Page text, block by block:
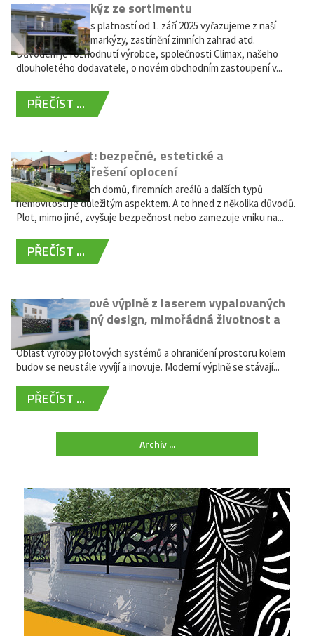
Vyřazení markýz ze sortimentu
Vážení zákazníci, s platností od 1. září 2025 vyřazujeme z naší
nabídky výsuvné markýzy, zastínění zimních zahrad atd.
Důvodem je rozhodnutí výrobce, společnosti Climax, našeho
dlouholetého dodavatele, o novém obchodním zastoupení v...
PŘEČÍST ...
Hliníkový plot: bezpečné, estetické a
bezúdržbové řešení oplocení
Oplocení rodinných domů, firemních areálů a dalších typů
nemovitostí je důležitým aspektem. A to hned z několika důvodů.
Plot, mimo jiné, zvyšuje bezpečnost nebo zamezuje vniku na...
PŘEČÍST ...
Moderní plotové výplně z laserem vypalovaných
kovů: výjimečný design, mimořádná životnost a
žádná údržba
Oblast výroby plotových systémů a ohraničení prostoru kolem
budov se neustále vyvíjí a inovuje. Moderní výplně se stávají...
PŘEČÍST ...
Archiv ...